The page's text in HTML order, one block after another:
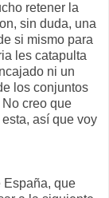
retener la
sin duda, una
si mismo para
les catapulta
ni un
los conjuntos
creo que
así que voy
que